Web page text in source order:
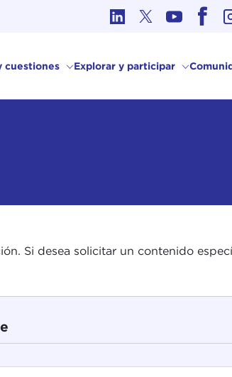
cuestiones Explorar y participar
Si desea solicitar un contenido